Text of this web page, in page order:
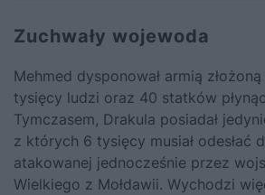
Zuchwały wojewoda
Mehmed dysponował armią
tysięcy ludzi oraz 40 statków
Tymczasem, Drakula posiadał
z których 6 tysięcy musiał odesłać
atakowanej jednocześnie przez
Wielkiego z Mołdawii. Wychodzi